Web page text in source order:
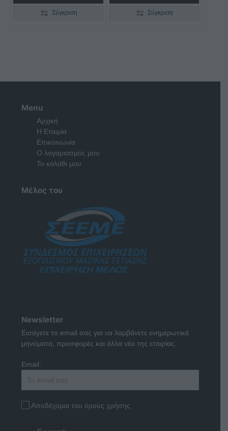
Σύγκριση Σύγκριση
Menu
Αρχική
Η Εταιρία
Επικοινωνία
Ο λογαριασμός μου
Το καλάθι μου
Μέλος του
Newsletter
Εισάγετε το email σας για να λαμβάνετε ενημερωτικά
μηνύματα, προσφορές και άλλα νέα της εταιρίας.
Email:
Αποδέχομαι του όρους χρήσης